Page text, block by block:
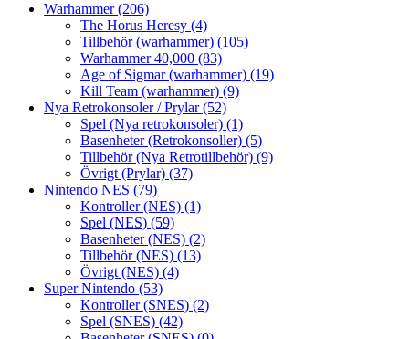
Warhammer(206)
The Horus Heresy (4)
Tillbehör (warhammer) (105)
Warhammer 40,000 (83)
Age of Sigmar (warhammer) (19)
Kill Team (warhammer) (9)
Nya Retrokonsoler / Prylar(52)
Spel (Nya retrokonsoler) (1)
Basenheter (Retrokonsoller) (5)
Tillbehör (Nya Retrotillbehör) (9)
Övrigt (Prylar) (37)
Nintendo NES (79)
Kontroller (NES) (1)
Spel (NES) (59)
Basenheter (NES) (2)
Tillbehör (NES) (13)
Övrigt (NES) (4)
Super Nintendo (53)
Kontroller (SNES) (2)
Spel (SNES) (42)